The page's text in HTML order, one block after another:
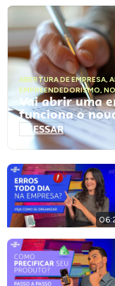
ABERTURA DE EMPRESA,
EMPREENDEDORISMO,
Vai abrir uma
funciona o
ACESSAR